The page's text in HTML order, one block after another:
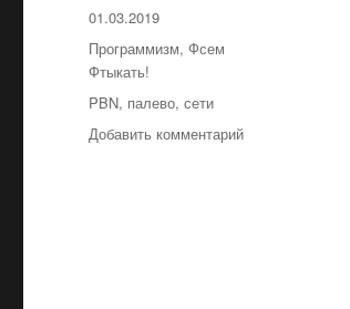
Опубликовано
01.03.2019
Рубрики
Программизм,Фсем
Фтыкать!
Метки
PBN, палево,сети
Добавить комментарий